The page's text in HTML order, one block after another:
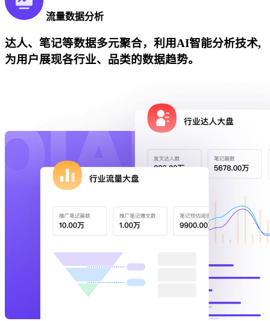
流量数据分析
达人、笔记等数据多元聚合，利用AI智能分析技术,
为用户展现各行业、品类的数据趋势。